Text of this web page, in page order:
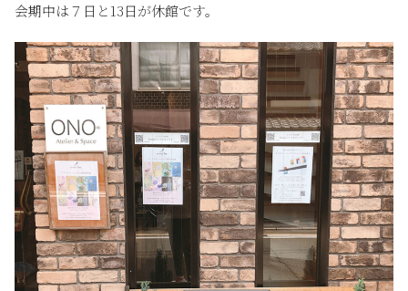
会期中は７日と13日が休館です。